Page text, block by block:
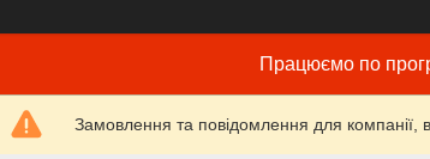
Працюємо по
Замовлення та повідомлення для компанії,